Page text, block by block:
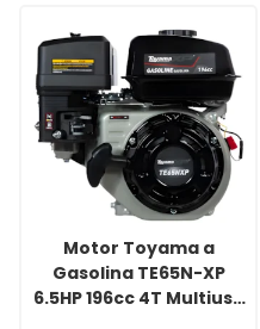
Motor Toyama a
Gasolina TE65N-XP
6.5HP 196cc 4T Multiuso